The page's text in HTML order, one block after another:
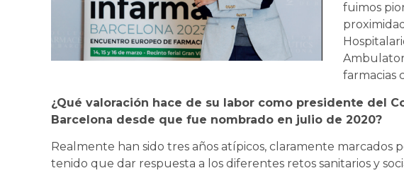
fuimos
farmacias
¿Qué valoración hace de su labor como presidente del
Barcelona desde que fue nombrado en julio de 2020?
Realmente han sido tres años atípicos, claramente marcados
tenido que dar respuesta a los diferentes retos sanitarios y